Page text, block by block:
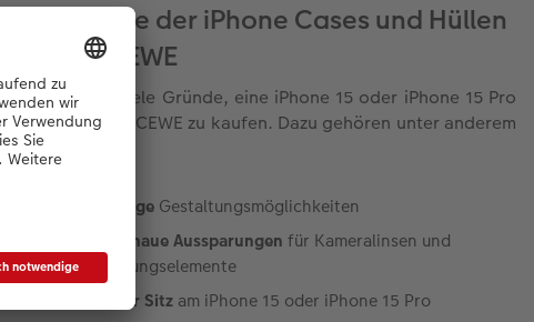
Vorteile der iPhone Cases und Hüllen
von CEWE
Es gibt viele Gründe, eine iPhone 15 oder iPhone 15 Pro
Hülle von CEWE zu kaufen. Dazu gehören unter anderem
vielfältige Gestaltungsmöglichkeiten
passgenaue Aussparungen für Kameralinsen und
Bedienungselemente
sicherer Sitz am iPhone 15 oder iPhone 15 Pro